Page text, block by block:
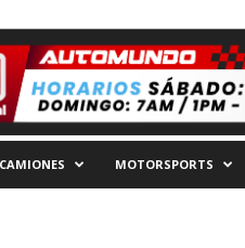
MOTORSPORTS